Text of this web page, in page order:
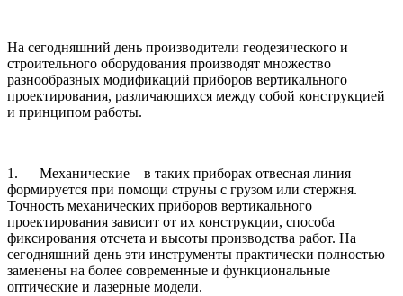
На сегодняшний день производители геодезического и
строительного оборудования производят множество
разнообразных модификаций приборов вертикального
проектирования, различающихся между собой конструкцией
и принципом работы.
1. Механические – в таких приборах отвесная линия
формируется при помощи струны с грузом или стержня.
Точность механических приборов вертикального
проектирования зависит от их конструкции, способа
фиксирования отсчета и высоты производства работ. На
сегодняшний день эти инструменты практически полностью
заменены на более современные и функциональные
оптические и лазерные модели.